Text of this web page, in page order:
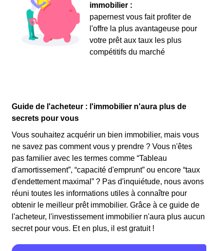
immobilier :
papernest vous fait profiter de
l'offre la plus avantageuse pour
votre prêt aux taux les plus
compétitifs du marché
Guide de l'acheteur : l'immobilier n'aura plus de
secrets pour vous
Vous souhaitez acquérir un bien immobilier, mais vous
ne savez pas comment vous y prendre ? Vous n'êtes
pas familier avec les termes comme “Tableau
d'amortissement”, “capacité d'emprunt” ou encore “taux
d'endettement maximal” ? Pas d'inquiétude, nous avons
réuni toutes les informations utiles à connaître pour
obtenir le meilleur prêt immobilier. Grâce à ce guide de
l'acheteur, l'investissement immobilier n'aura plus aucun
secret pour vous. Et en plus, il est gratuit !